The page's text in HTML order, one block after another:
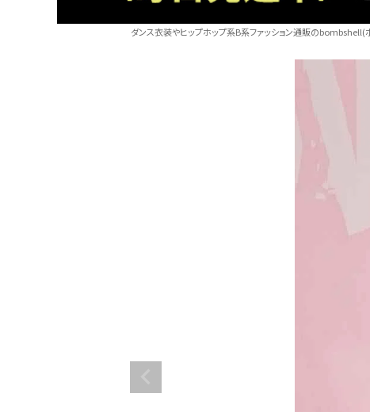
ダンス衣装やヒップホップ系B系ファッション通販のbombshell(